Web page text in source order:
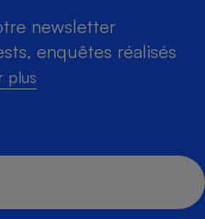
newsletter
enquêtes réalisés
plus